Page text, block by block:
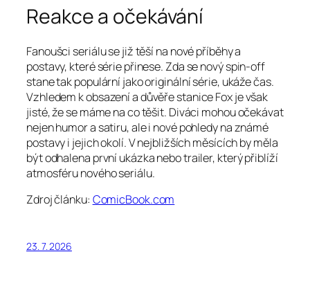
Reakce a očekávání
Fanoušci seriálu se již těší na nové příběhy a
postavy, které série přinese. Zda se nový spin-off
stane tak populární jako originální série, ukáže čas.
Vzhledem k obsazení a důvěře stanice Fox je však
jisté, že se máme na co těšit. Diváci mohou očekávat
nejen humor a satiru, ale i nové pohledy na známé
postavy i jejich okolí. V nejbližších měsících by měla
být odhalena první ukázka nebo trailer, který přiblíží
atmosféru nového seriálu.
Zdroj článku: ComicBook.com
23. 7. 2026